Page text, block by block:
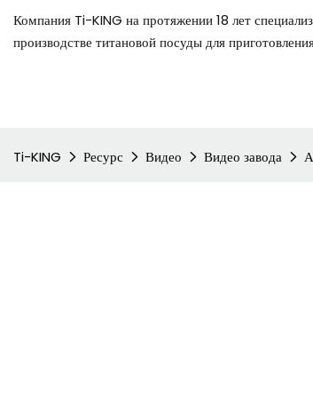
Компания Ti-KING на протяжении 18 лет
производстве титановой посуды для
Ti-KING Ресурс Видео Видео завода